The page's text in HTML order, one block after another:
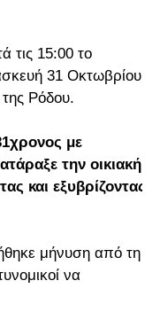
τις 15:00 το
31 Οκτωβρίου
Ρόδου.
με
την οικιακή
και εξυβρίζοντας
μήνυση από τη
να